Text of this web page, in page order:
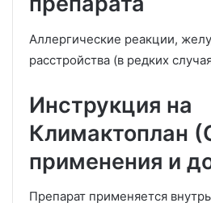
Аллергические реакции,
расстройства (в редких
Инструкция на
Климактоплан
применения и
Препарат применяется